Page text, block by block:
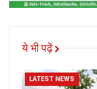
ये भी पढ़ें
LATEST NEWS